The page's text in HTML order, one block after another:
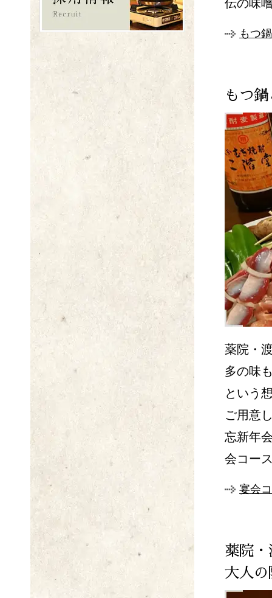
伝の味
もつ
もつ
薬院・
多の味
という
ご用意
忘新年
会コー
宴会
薬院
大人の